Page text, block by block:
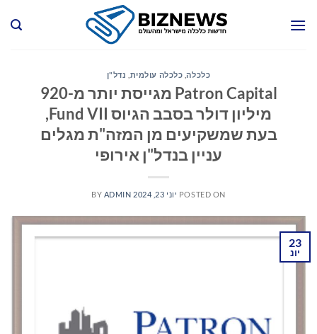
כלכלה, כלכלה עולמית נדל"ן
Patron Capital מגייסת יותר מ-920
מיליון דולר בסבב הגיוס Fund VII,
בעת שמשקיעים מן המזה"ת מגלים
עניין בנדל"ן אירופי
POSTED ON יוני 23, 2024 BY ADMIN
23
יונ